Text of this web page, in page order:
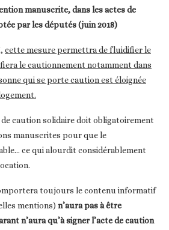
manuscrite, dans les actes de
par les députés (juin 2018)
cette mesure permettra de fluidifier le
le cautionnement notamment dans
qui se porte caution est éloignée
caution solidaire doit obligatoirement
manuscrites pour que le
ce qui alourdit considérablement
toujours le contenu informatif
mentions) n’aura pas à être
n’aura qu’à signer l’acte de caution